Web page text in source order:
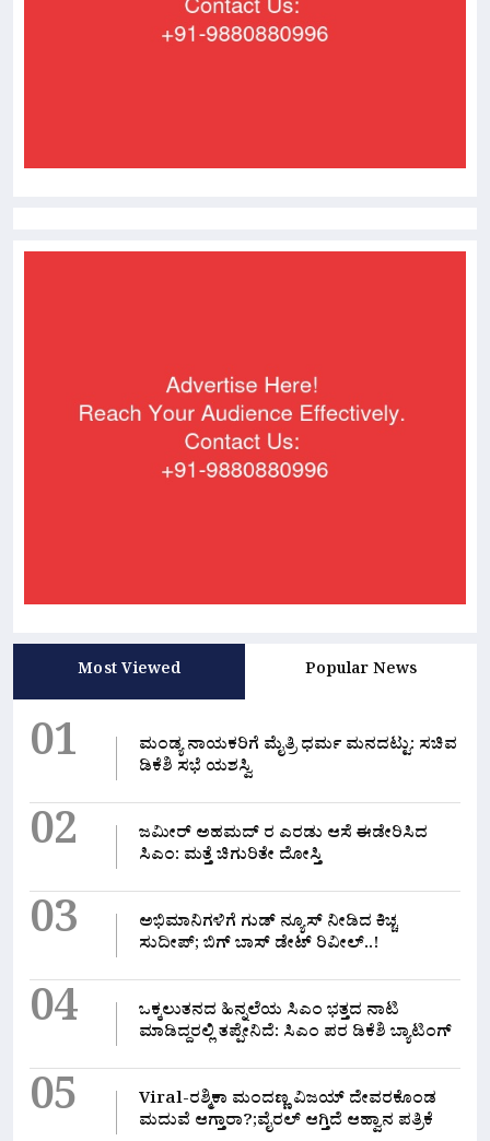
Most Viewed Popular News
01
ಮಂಡ್ಯ ನಾಯಕರಿಗೆ ಮೈತ್ರಿ ಧರ್ಮ ಮನದಟ್ಟು: ಸಚಿವ
ಡಿಕೆಶಿ ಸಭೆ ಯಶಸ್ವಿ
02
ಜಮೀರ್ ಅಹಮದ್ ರ ಎರಡು ಆಸೆ ಈಡೇರಿಸಿದ
ಸಿಎಂ: ಮತ್ತೆ ಚಿಗುರಿತೇ ದೋಸ್ತಿ
03
ಅಭಿಮಾನಿಗಳಿಗೆ ಗುಡ್ ನ್ಯೂಸ್ ನೀಡಿದ ಕಿಚ್ಚ
ಸುದೀಪ್; ಬಿಗ್ ಬಾಸ್ ಡೇಟ್ ರಿವೀಲ್..!
04
ಒಕ್ಕಲುತನದ ಹಿನ್ನಲೆಯ ಸಿಎಂ ಭತ್ತದ ನಾಟಿ
ಮಾಡಿದ್ದರಲ್ಲಿ‌ ತಪ್ಪೇನಿದೆ: ಸಿಎಂ ಪರ ಡಿಕೆಶಿ ಬ್ಯಾಟಿಂಗ್
05
Viral-ರಶ್ಮಿಕಾ ಮಂದಣ್ಣ ವಿಜಯ್ ದೇವರಕೊಂಡ
ಮದುವೆ ಆಗ್ತಾರಾ?;ವೈರಲ್ ಆಗ್ತಿದೆ ಆಹ್ವಾನ ಪತ್ರಿಕೆ